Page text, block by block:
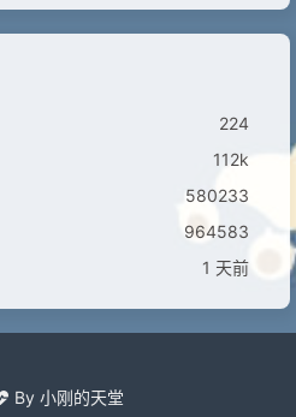
224
112k
580233
964583
1 天前
By 小刚的天堂